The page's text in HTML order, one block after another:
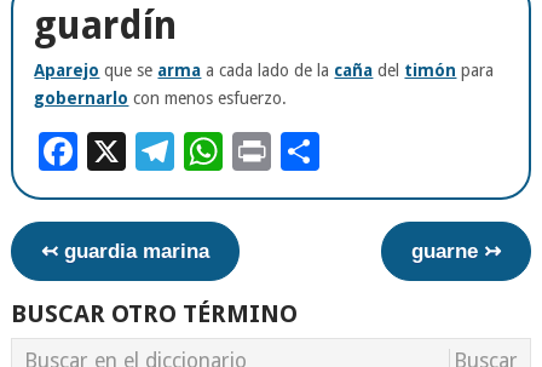
guardín
Aparejo que se arma a cada lado de la caña del timón para
gobernarlo con menos esfuerzo.
Facebook
X Telegram
WhatsApp
Print
↢ guardia marina guarne ↣
BUSCAR OTRO TÉRMINO